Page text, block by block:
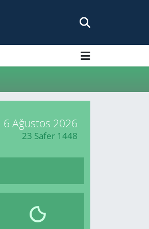
6 Ağustos 2026
23 Safer 1448